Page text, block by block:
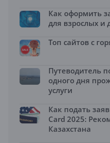
Как оформить
для взрослых и
Топ сайтов с
Путеводитель
одного дня
услуги
Как подать
Card 2025:
Казахстана